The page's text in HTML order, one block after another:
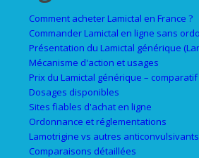
Comment acheter Lamictal en France ?
Commander Lamictal en ligne sans
Présentation du Lamictal générique
Mécanisme d'action et usages
Prix du Lamictal générique – comparatif
Dosages disponibles
Sites fiables d'achat en ligne
Ordonnance et réglementations
Lamotrigine vs autres anticonvulsivants
Comparaisons détaillées